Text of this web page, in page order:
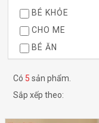
BÉ KHỎE
CHO ME
BÉ ĂN
MÀU SẮC
Có 5 sản phẩm.
Sắp xếp theo: